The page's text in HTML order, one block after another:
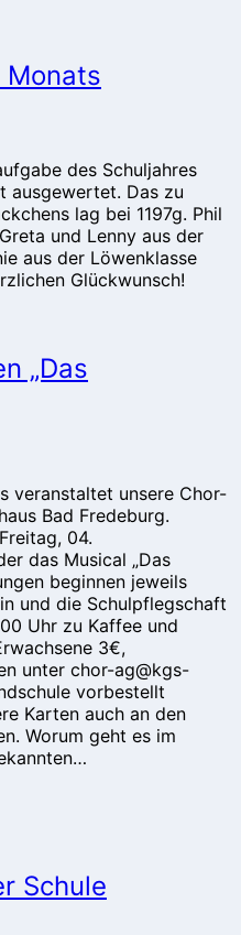
des Schuljahres
ausgewertet. Das zu
lag bei 1197g. Phil
und Lenny aus der
aus der Löwenklasse
Glückwunsch!
„Das
veranstaltet unsere Chor-
Bad Fredeburg.
04.
das Musical „Das
beginnen jeweils
und die Schulpflegschaft
Uhr zu Kaffee und
3€,
unter chor-ag@kgs-
vorbestellt
Karten auch an den
Worum geht es im
Schule